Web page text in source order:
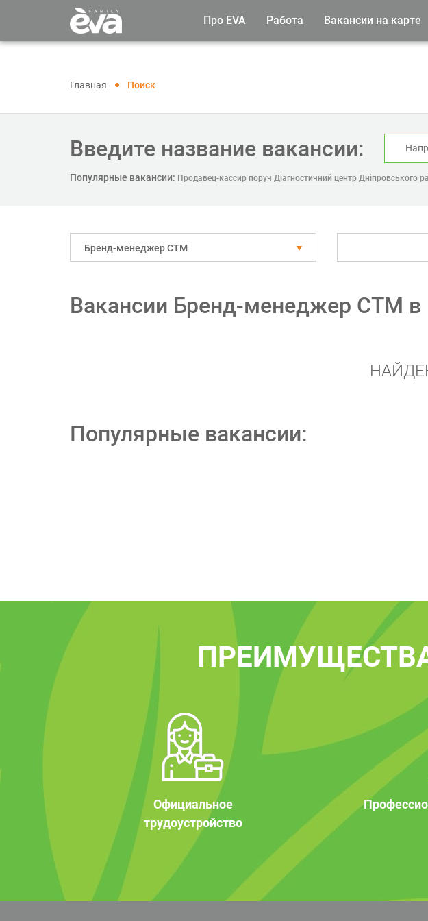
Про EVA Работа Вакансии на карте
Главная Поиск
Введите название вакансии:
Популярные вакансии: Продавец-кассир поруч Діагностичний центр Дніпровського
Бренд-менеджер СТМ
Вакансии Бренд-менеджер СТМ в
Популярные вакансии:
Официальное
трудоустройство